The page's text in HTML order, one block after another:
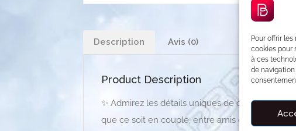
Pour offrir
cookies pour
à ces
de
Description Avis (0)
Product Description
✨ Admirez les détails uniques de ce logement
que ce soit en couple, entre amis ou en